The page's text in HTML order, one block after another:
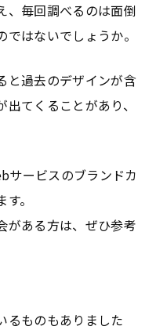
、毎回調べるのは面倒
はないでしょうか。
と過去のデザインが含
てくることがあり、
サービスのブランドカ
。
がある方は、ぜひ参考
るものもありました